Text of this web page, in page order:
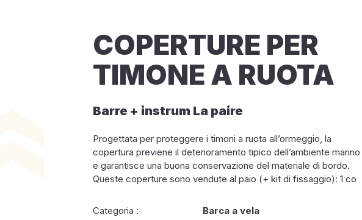
COPERTURE PER
TIMONE A RUOTA
Barre + instrum La paire
Progettata per proteggere i timoni a ruota all’ormeggio, la
copertura previene il deterioramento tipico dell’ambiente marino
e garantisce una buona conservazione del materiale di bordo.
Queste coperture sono vendute al paio (+ kit di fissaggio): 1 co
Categoria : Barca a vela